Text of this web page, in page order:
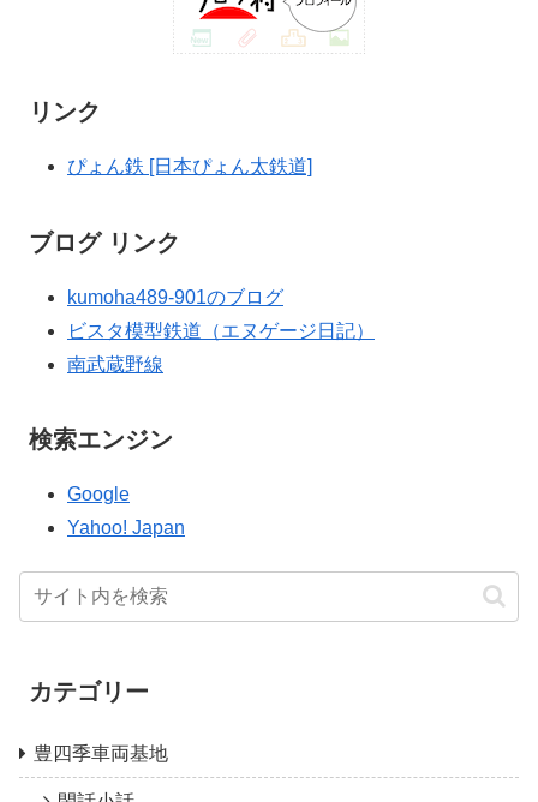
リンク
ぴょん鉄 [日本ぴょん太鉄道]
ブログ リンク
kumoha489-901のブログ
ビスタ模型鉄道（エヌゲージ日記）
南武蔵野線
検索エンジン
Google
Yahoo! Japan
カテゴリー
豊四季車両基地